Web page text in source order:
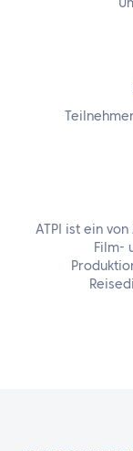
ATPI ist ein
Film-